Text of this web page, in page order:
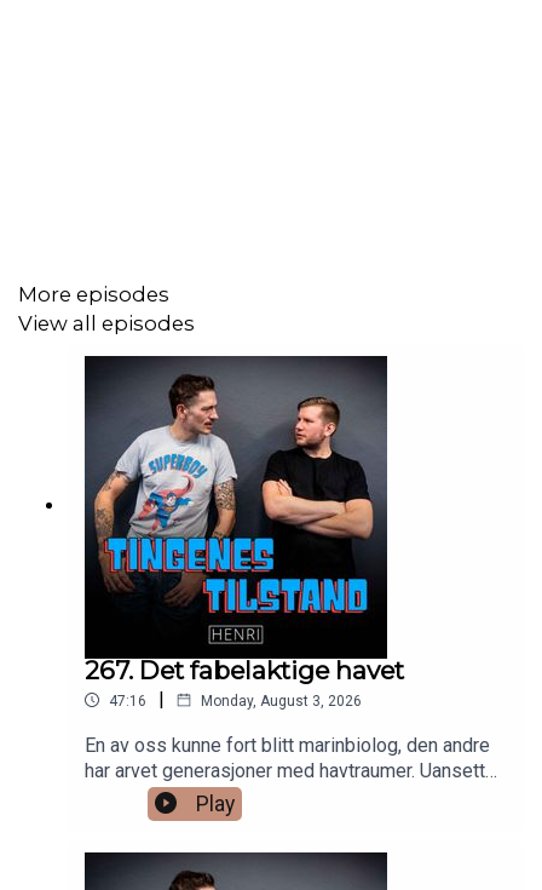
More episodes
View all episodes
267. Det fabelaktige havet
47:16 | Monday, August 3, 2026
En av oss kunne fort blitt marinbiolog, den andre
har arvet generasjoner med havtraumer. Uansett
feirer vi havet med flaskepost, mysterier og
funfacts.LIVE fra Vitensenteret Sørlandet.
Play